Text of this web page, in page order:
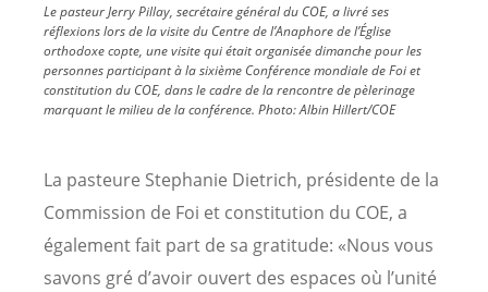
Le pasteur Jerry Pillay, secrétaire général du COE, a livré ses
réflexions lors de la visite du Centre de l’Anaphore de l’Église
orthodoxe copte, une visite qui était organisée dimanche pour les
personnes participant à la sixième Conférence mondiale de Foi et
constitution du COE, dans le cadre de la rencontre de pèlerinage
marquant le milieu de la conférence. Photo: Albin Hillert/COE
La pasteure Stephanie Dietrich, présidente de la
Commission de Foi et constitution du COE, a
également fait part de sa gratitude: «Nous vous
savons gré d’avoir ouvert des espaces où l’unité